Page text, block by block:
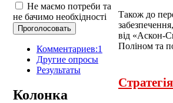
Не маємо потреби та
не бачимо необхідності
Комментариев:1
Другие опросы
Результаты
Колонка
Також до
від «Аскон-
Поліном та